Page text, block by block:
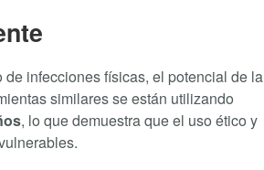
infecciones físicas, el potencial de la
similares se están utilizando
, lo que demuestra que el uso ético y